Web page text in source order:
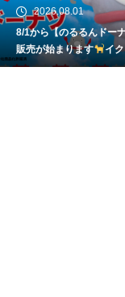
2026.08.01
8/1から【のるるんドー
販売が始まります
イ
どうぶつドーナツ